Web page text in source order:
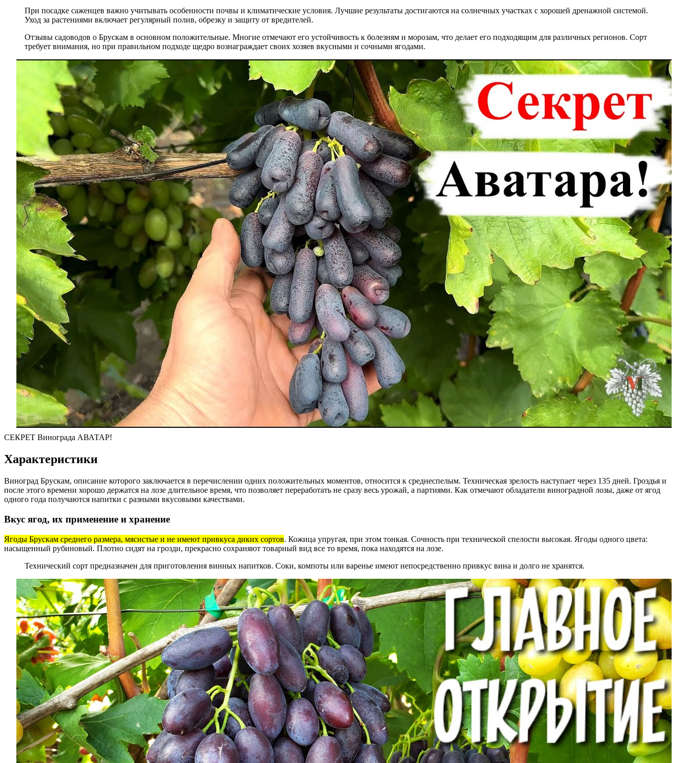
При посадке саженцев важно учитывать особенности почвы и климатические условия. Лучшие результаты достигаются на солнечных участках с хорошей дренажной системой.
Уход за растениями включает регулярный полив, обрезку и защиту от вредителей.
Отзывы садоводов о Брускам в основном положительные. Многие отмечают его устойчивость к болезням и морозам, что делает его подходящим для различных регионов. Сорт
требует внимания, но при правильном подходе щедро вознаграждает своих хозяев вкусными и сочными ягодами.
СЕКРЕТ Винограда АВАТАР!
Характеристики
Виноград Брускам, описание которого заключается в перечислении одних положительных моментов, относится к среднеспелым. Техническая зрелость наступает через 135 дней. Гроздья и
после этого времени хорошо держатся на лозе длительное время, что позволяет переработать не сразу весь урожай, а партиями. Как отмечают обладатели виноградной лозы, даже от ягод
одного года получаются напитки с разными вкусовыми качествами.
Вкус ягод, их применение и хранение
Ягоды Брускам среднего размера, мясистые и не имеют привкуса диких сортов. Кожица упругая, при этом тонкая. Сочность при технической спелости высокая. Ягоды одного цвета:
насыщенный рубиновый. Плотно сидят на грозди, прекрасно сохраняют товарный вид все то время, пока находятся на лозе.
Технический сорт предназначен для приготовления винных напитков. Соки, компоты или варенье имеют непосредственно привкус вина и долго не хранятся.